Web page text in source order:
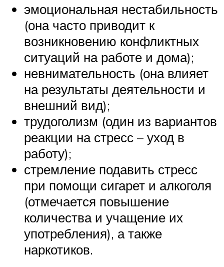
эмоциональная нестабильность
(она часто приводит к
возникновению конфликтных
ситуаций на работе и дома);
невнимательность (она влияет
на результаты деятельности и
внешний вид);
трудоголизм (один из вариантов
реакции на стресс – уход в
работу);
стремление подавить стресс
при помощи сигарет и алкоголя
(отмечается повышение
количества и учащение их
употребления), а также
наркотиков.